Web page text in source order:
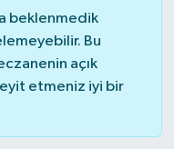
beklenmedik
Bu
açık
etmeniz iyi bir